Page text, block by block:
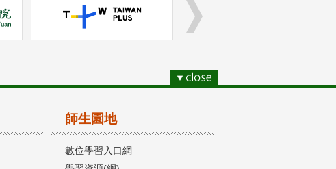
師生園地
數位學習入口網